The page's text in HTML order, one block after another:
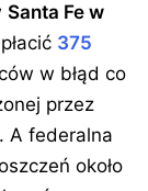
Santa Fe w
375
w błąd co
przez
A federalna
około